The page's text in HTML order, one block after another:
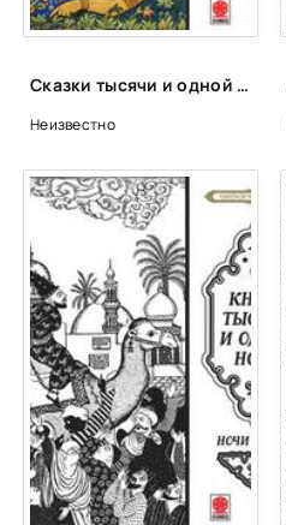
Сказки тысячи и одной ночи. Ночи 1-50
Неизвестно